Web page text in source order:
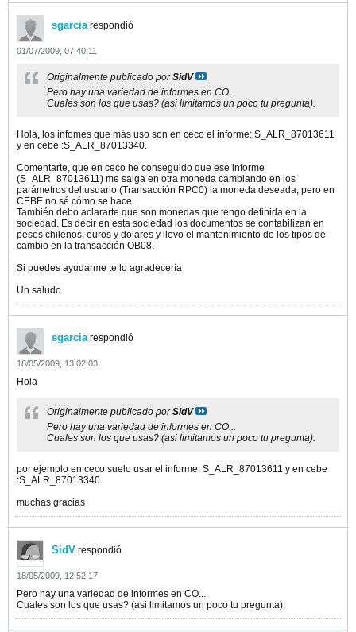
sgarciarespondió
01/07/2009, 07:40:11
Originalmente publicado porSidV
Pero hay una variedad de informes en CO...
Cuales son los que usas? (asi limitamos un poco tu pregunta).
Hola, los infomes que más uso son en ceco el informe: S_ALR_87013611
y en cebe :S_ALR_87013340.
Comentarte, que en ceco he conseguido que ese informe
(S_ALR_87013611) me salga en otra moneda cambiando en los
parámetros del usuario (Transacción RPC0) la moneda deseada, pero en
CEBE no sé cómo se hace.
También debo aclararte que son monedas que tengo definida en la
sociedad. Es decir en esta sociedad los documentos se contabilizan en
pesos chilenos, euros y dolares y llevo el mantenimiento de los tipos de
cambio en la transacción OB08.
Si puedes ayudarme te lo agradecería
Un saludo
sgarciarespondió
18/05/2009, 13:02:03
Hola
Originalmente publicado porSidV
Pero hay una variedad de informes en CO...
Cuales son los que usas? (asi limitamos un poco tu pregunta).
por ejemplo en ceco suelo usar el informe: S_ALR_87013611 y en cebe
:S_ALR_87013340
muchas gracias
SidV respondió
18/05/2009, 12:52:17
Pero hay una variedad de informes en CO...
Cuales son los que usas? (asi limitamos un poco tu pregunta).